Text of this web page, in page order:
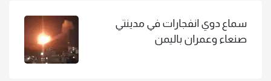
سماع دوي انفجارات في مدينتي
صنعاء وعمران باليمن